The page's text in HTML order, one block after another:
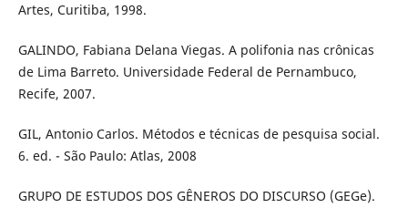
Artes, Curitiba, 1998.
GALINDO, Fabiana Delana Viegas. A polifonia nas crônicas
de Lima Barreto. Universidade Federal de Pernambuco,
Recife, 2007.
GIL, Antonio Carlos. Métodos e técnicas de pesquisa social.
6. ed. - São Paulo: Atlas, 2008
GRUPO DE ESTUDOS DOS GÊNEROS DO DISCURSO (GEGe).